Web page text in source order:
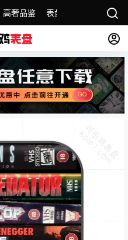
高奢品鉴 表盘精选 名表故事